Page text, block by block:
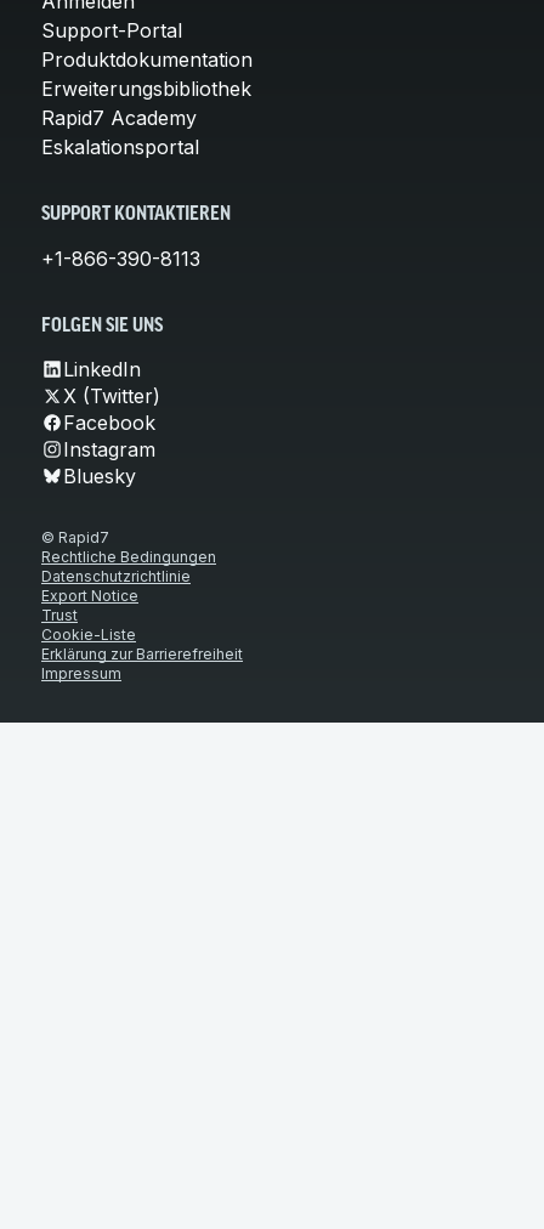
Support-Portal
Produktdokumentation
Erweiterungsbibliothek
Rapid7 Academy
Eskalationsportal
SUPPORT KONTAKTIEREN
+1-866-390-8113
FOLGEN SIE UNS
LinkedIn
X (Twitter)
Facebook
Instagram
Bluesky
© Rapid7
Rechtliche Bedingungen
Datenschutzrichtlinie
Export Notice
Trust
Cookie-Liste
Erklärung zur Barrierefreiheit
Impressum